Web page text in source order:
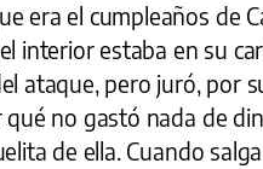
era el cumpleaños de
interior estaba en su
ataque, pero juró, por
no gastó nada de
de ella. Cuando